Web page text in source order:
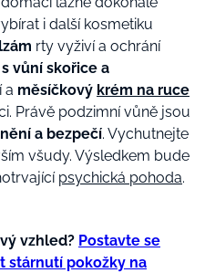
i další kosmetiku
rty vyživí a ochrání
vůní skořice a
a měsíčkový krém na ruce
Právě podzimní vůně jsou
a bezpečí. Vychutnejte
všudy. Výsledkem bude
psychická pohoda.
vzhled? Postavte se
stárnutí pokožky na